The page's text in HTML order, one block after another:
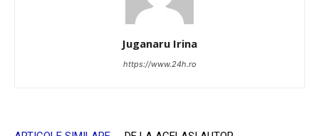
Juganaru Irina
https://www.24h.ro